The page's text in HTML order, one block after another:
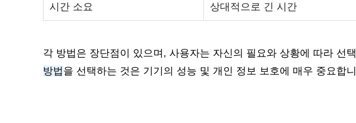
시간 소요 상대적으로 긴 시간
각 방법은 장단점이 있으며, 사용자는 자신의 필요와 상황에 따라 선
방법을 선택하는 것은 기기의 성능 및 개인 정보 보호에 매우 중요합